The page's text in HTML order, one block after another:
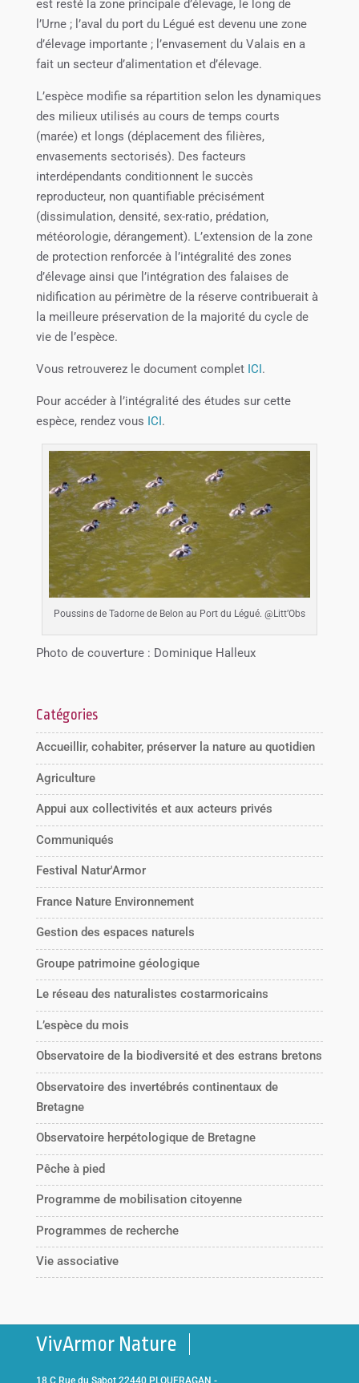
est resté la zone principale d’élevage, le long de
l’Urne ; l’aval du port du Légué est devenu une zone
d’élevage importante ; l’envasement du Valais en a
fait un secteur d’alimentation et d’élevage.
L’espèce modifie sa répartition selon les dynamiques
des milieux utilisés au cours de temps courts
(marée) et longs (déplacement des filières,
envasements sectorisés). Des facteurs
interdépendants conditionnent le succès
reproducteur, non quantifiable précisément
(dissimulation, densité, sex-ratio, prédation,
météorologie, dérangement). L’extension de la zone
de protection renforcée à l’intégralité des zones
d’élevage ainsi que l’intégration des falaises de
nidification au périmètre de la réserve contribuerait à
la meilleure préservation de la majorité du cycle de
vie de l’espèce.
Vous retrouverez le document complet ICI.
Pour accéder à l’intégralité des études sur cette
espèce, rendez vous ICI.
Poussins de Tadorne de Belon au Port du Légué. @Litt’Obs
Photo de couverture : Dominique Halleux
Catégories
Accueillir, cohabiter, préserver la nature au quotidien
Agriculture
Appui aux collectivités et aux acteurs privés
Communiqués
Festival Natur'Armor
France Nature Environnement
Gestion des espaces naturels
Groupe patrimoine géologique
Le réseau des naturalistes costarmoricains
L’espèce du mois
Observatoire de la biodiversité et des estrans bretons
Observatoire des invertébrés continentaux de
Bretagne
Observatoire herpétologique de Bretagne
Pêche à pied
Programme de mobilisation citoyenne
Programmes de recherche
Vie associative
VivArmor Nature
18 C Rue du Sabot 22440 PLOUFRAGAN -